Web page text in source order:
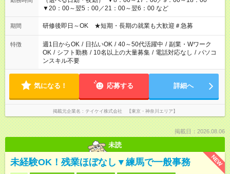
▼20：00～翌5：00／21：00～翌6：00 など
期間 研修後即日～OK ★短期・長期の就業も大歓迎＃急募
特徴 週1日からOK / 日払いOK / 40～50代活躍中 / 副業・Wワーク
OK / シフト勤務 / 10名以上の大量募集 / 電話対応なし / パソコ
ンスキル不要
気になる！ 応募する 詳細へ
掲載元企業名 テイケイ株式会社 【東京・神奈川エリア】
掲載日：2026.08.06
未読
NEW
未経験OK！残業ほぼなし▼練馬で一般事務